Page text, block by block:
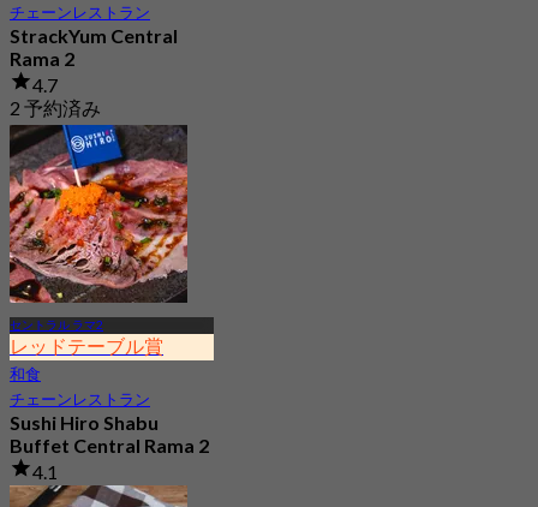
チェーンレストラン
StrackYum Central
Rama 2
4.7
2 予約済み
から฿ 416.66
セントラル ラマ2
レッドテーブル賞
和食
チェーンレストラン
Sushi Hiro Shabu
Buffet Central Rama 2
4.1
116 予約済み